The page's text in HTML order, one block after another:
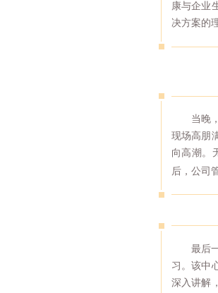
康与企业
决方案的
当晚
现场高朋
向高潮。
后，公司
最后
习。该中
深入讲解